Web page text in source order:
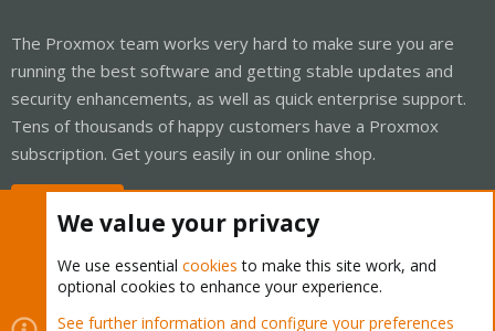
The Proxmox team works very hard to make sure you are
running the best software and getting stable updates and
security enhancements, as well as quick enterprise support.
Tens of thousands of happy customers have a Proxmox
subscription. Get yours easily in our online shop.
Cookies Proxmox Support Forum - Light Mode
We value your privacy
We use essential cookies to make this site work, and
optional cookies to enhance your experience.
See further information and configure your preferences